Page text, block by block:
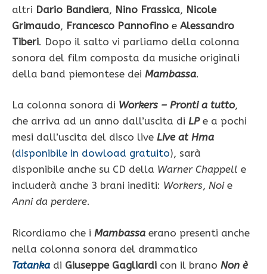
altri Dario Bandiera, Nino Frassica, Nicole
Grimaudo, Francesco Pannofino e Alessandro
Tiberi. Dopo il salto vi parliamo della colonna
sonora del film composta da musiche originali
della band piemontese dei Mambassa.
La colonna sonora di Workers – Pronti a tutto,
che arriva ad un anno dall’uscita di LPe a pochi
mesi dall’uscita del disco live Live at Hma
(disponibile in dowload gratuito), sarà
disponibile anche su CD della Warner Chappell e
includerà anche 3 brani inediti: Workers, Noie
Anni da perdere.
Ricordiamo che i Mambassa erano presenti anche
nella colonna sonora del drammatico
Tatanka di Giuseppe Gagliardi con il brano Non è